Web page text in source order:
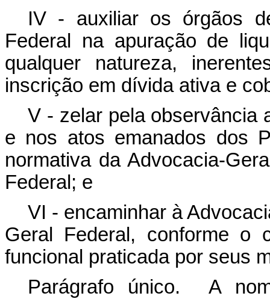
IV - auxiliar os órgãos
Federal na apuração de
qualquer natureza,
inscrição em dívida ativa e
V - zelar pela observância
e nos atos emanados dos
normativa da Advocacia-
Federal; e
VI - encaminhar à
Geral Federal, conforme o
funcional praticada por seus
Parágrafo único. A